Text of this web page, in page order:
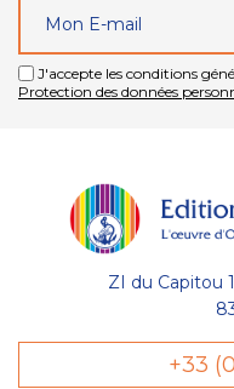
Gestion
J'accepte les conditions
Protection des données
ZI du Capitou
+33